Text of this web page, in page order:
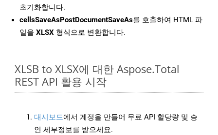
초기화합니다.
cellsSaveAsPostDocumentSaveAs를 호출하여 HTML 파
일을 XLSX 형식으로 변환합니다.
XLSB to XLSX에 대한 Aspose.Total
REST API 활용 시작
대시보드에서 계정을 만들어 무료 API 할당량 및 승
인 세부정보를 받으세요.